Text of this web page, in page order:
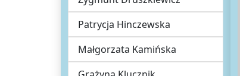
Patrycja Hinczewska
Małgorzata Kamińska